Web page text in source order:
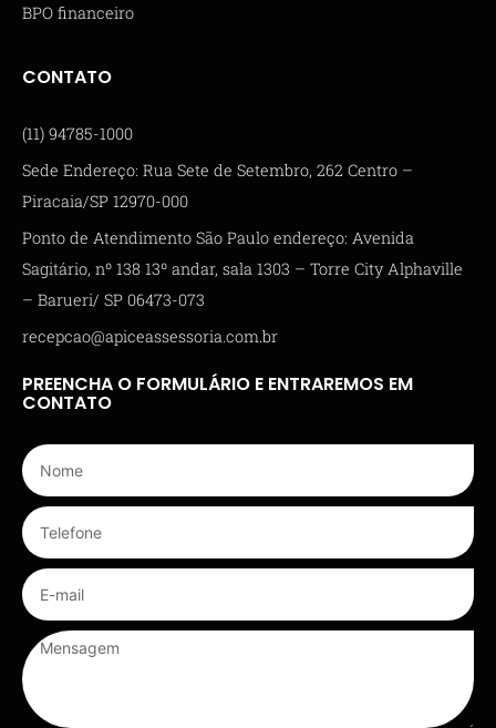
BPO financeiro
CONTATO
(11) 94785-1000
Sede Endereço: Rua Sete de Setembro, 262 Centro –
Piracaia/SP 12970-000
Ponto de Atendimento São Paulo endereço: Avenida
Sagitário, nº 138 13º andar, sala 1303 – Torre City Alphaville
– Barueri/ SP 06473-073
recepcao@apiceassessoria.com.br
PREENCHA O FORMULÁRIO E ENTRAREMOS EM
CONTATO